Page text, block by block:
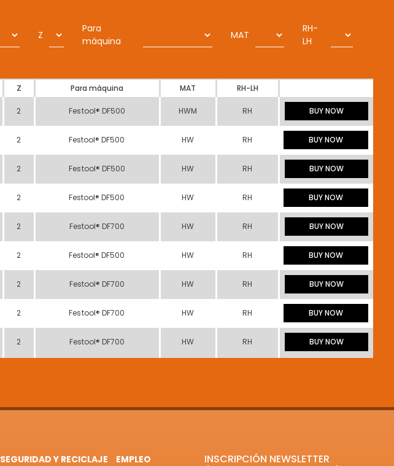
Z
Para
máquina
MAT
RH-
LH
Z Para máquina MAT
RH-LH
2 Festool® DF500 HWM RH BUY NOW
2 Festool® DF500 HW RH BUY NOW
2 Festool® DF500 HW RH BUY NOW
2 Festool® DF500 HW RH BUY NOW
2 Festool® DF700 HW RH BUY NOW
2 Festool® DF500 HW RH BUY NOW
2 Festool® DF700 HW RH BUY NOW
2 Festool® DF700 HW RH BUY NOW
2 Festool® DF700 HW RH BUY NOW
SEGURIDAD Y RECICLAJE EMPLEO
INSCRIPCIÓN NEWSLETTER